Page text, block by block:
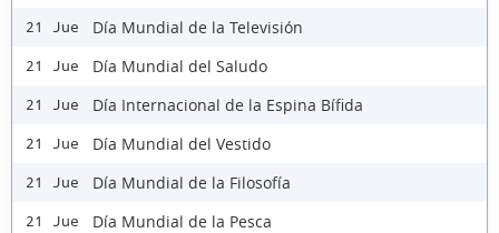
21 Jue Día Mundial de la Televisión
21 Jue Día Mundial del Saludo
21 Jue Día Internacional de la Espina Bífida
21 Jue Día Mundial del Vestido
21 Jue Día Mundial de la Filosofía
21 Jue Día Mundial de la Pesca